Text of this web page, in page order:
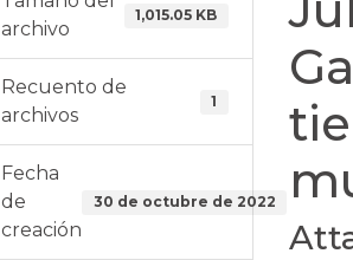
archivo
1,015.05 KB
Recuento de
archivos
1
Fecha
de
creación
30 de octubre de 2022